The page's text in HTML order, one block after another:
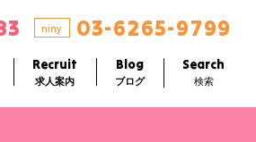
niny 03-6265-9799
Recruit
求人案内
Blog
ブログ
Search
検索